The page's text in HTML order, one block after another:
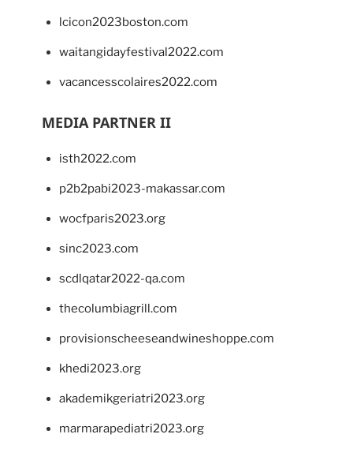
lcicon2023boston.com
waitangidayfestival2022.com
vacancesscolaires2022.com
MEDIA PARTNER II
isth2022.com
p2b2pabi2023-makassar.com
wocfparis2023.org
sinc2023.com
scdlqatar2022-qa.com
thecolumbiagrill.com
provisionscheeseandwineshoppe.com
khedi2023.org
akademikgeriatri2023.org
marmarapediatri2023.org